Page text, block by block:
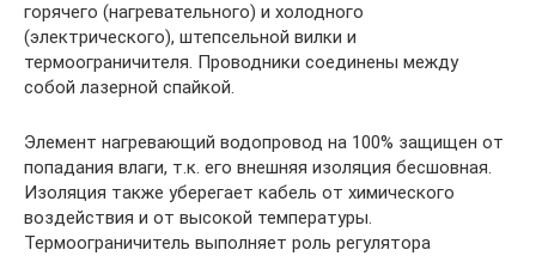
горячего (нагревательного) и холодного
(электрического), штепсельной вилки и
термоограничителя. Проводники соединены между
собой лазерной спайкой.
Элемент нагревающий водопровод на 100% защищен от
попадания влаги, т.к. его внешняя изоляция бесшовная.
Изоляция также уберегает кабель от химического
воздействия и от высокой температуры.
Термоограничитель выполняет роль регулятора